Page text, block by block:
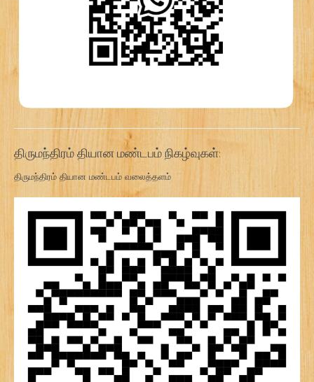
திருமந்திரம் தியான மண்டபம் நிகழ்வுகள்:
திருமந்திரம் தியான மண்டபம் வலைத்தளம்